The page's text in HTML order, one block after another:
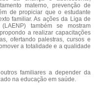
materno, prevenção de
de propiciar que o estudante
familiar. As ações da Liga de
também se mostram
a realizar capacitações
ofertando palestras, cursos e
a totalidade e a qualidade
familiares a depender da
na educação em saúde.